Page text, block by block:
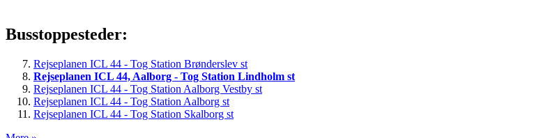
Busstoppesteder:
Rejseplanen ICL 44 - Tog Station Brønderslev st
Rejseplanen ICL 44, Aalborg - Tog Station Lindholm st
Rejseplanen ICL 44 - Tog Station Aalborg Vestby st
Rejseplanen ICL 44 - Tog Station Aalborg st
Rejseplanen ICL 44 - Tog Station Skalborg st